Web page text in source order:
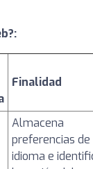
Finalidad
Almacena
preferencias de
idioma e